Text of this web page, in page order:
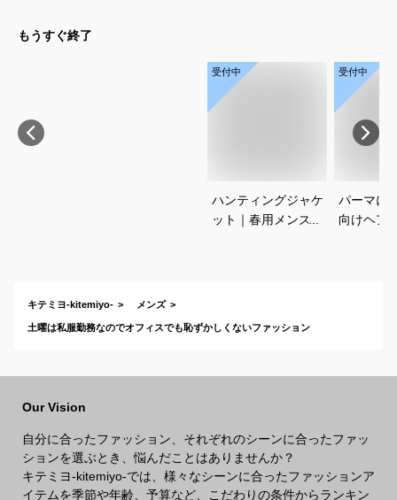
もうすぐ終了
受付中
ハンティングジャケ
ット｜春用メンズ向
受付中
パーマに
向けヘア
キテミヨ-kitemiyo- メンズ
土曜は私服勤務なのでオフィスでも恥ずかしくないファッション
Our Vision
自分に合ったファッション、それぞれのシーンに合ったファッ
ションを選ぶとき、悩んだことはありませんか？
キテミヨ-kitemiyo-では、様々なシーンに合ったファッションア
イテムを季節や年齢、予算など、こだわりの条件からランキン